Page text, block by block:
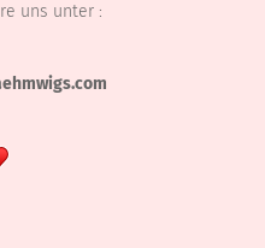
uns unter :